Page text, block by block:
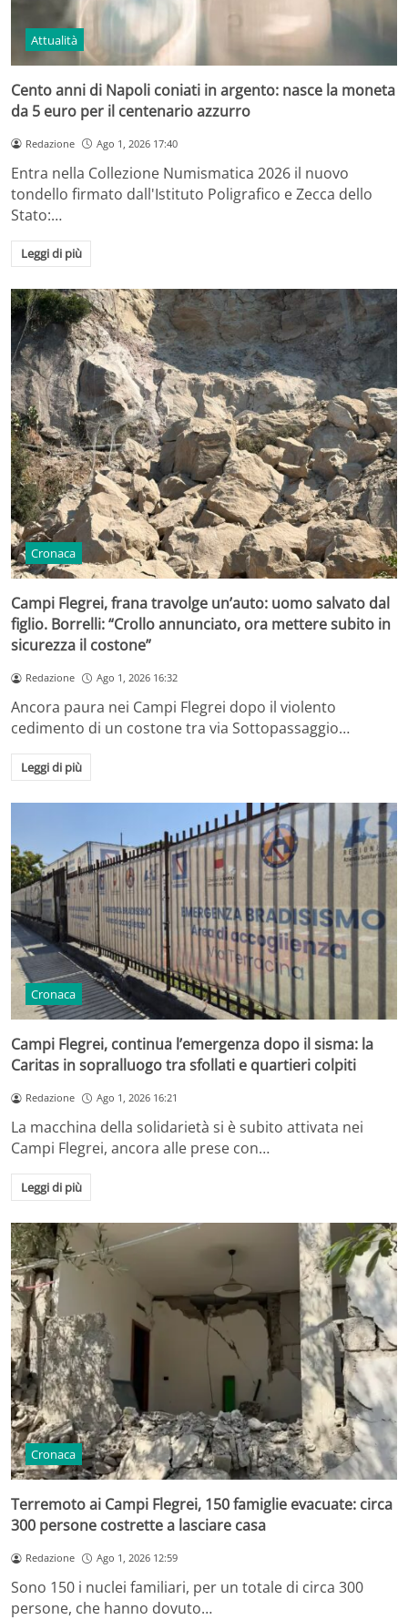
Attualità
Cento anni di Napoli coniati in argento: nasce la moneta
da 5 euro per il centenario azzurro
Redazione Ago 1, 2026 17:40
Entra nella Collezione Numismatica 2026 il nuovo
tondello firmato dall'Istituto Poligrafico e Zecca dello
Stato:…
Leggi di più
Cronaca
Campi Flegrei, frana travolge un’auto: uomo salvato dal
figlio. Borrelli: “Crollo annunciato, ora mettere subito in
sicurezza il costone”
Redazione Ago 1, 2026 16:32
Ancora paura nei Campi Flegrei dopo il violento
cedimento di un costone tra via Sottopassaggio…
Leggi di più
Cronaca
Campi Flegrei, continua l’emergenza dopo il sisma: la
Caritas in sopralluogo tra sfollati e quartieri colpiti
Redazione Ago 1, 2026 16:21
La macchina della solidarietà si è subito attivata nei
Campi Flegrei, ancora alle prese con…
Leggi di più
Cronaca
Terremoto ai Campi Flegrei, 150 famiglie evacuate: circa
300 persone costrette a lasciare casa
Redazione Ago 1, 2026 12:59
Sono 150 i nuclei familiari, per un totale di circa 300
persone, che hanno dovuto…